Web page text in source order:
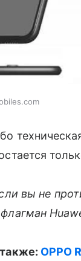
вы не
OPPO